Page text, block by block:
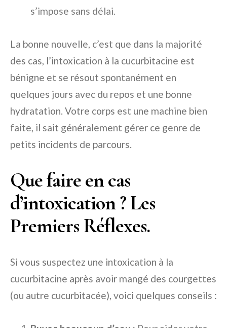
s’impose sans délai.
La bonne nouvelle, c’est que dans la majorité
des cas, l’intoxication à la cucurbitacine est
bénigne et se résout spontanément en
quelques jours avec du repos et une bonne
hydratation. Votre corps est une machine bien
faite, il sait généralement gérer ce genre de
petits incidents de parcours.
Que faire en cas
d’intoxication ? Les
Premiers Réflexes.
Si vous suspectez une intoxication à la
cucurbitacine après avoir mangé des courgettes
(ou autre cucurbitacée), voici quelques conseils :